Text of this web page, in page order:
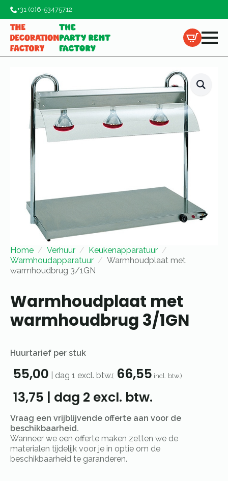
+31 (0)6-53475712
Home Verhuur
Keukenapparatuur
Warmhoudapparatuur
Warmhoudplaat met
warmhoudbrug 3/1GN
Warmhoudplaat met
warmhoudbrug 3/1GN
Huurtarief per stuk
55,00 dag 1 excl. btw.( 66,55 incl. btw.)
13,75 | dag 2 excl. btw.
Vraag een vrijblijvende offerte aan voor de
beschikbaarheid.
Wanneer we een offerte maken zetten we de
materialen tijdelijk voor je in optie om de
beschikbaarheid te garanderen.